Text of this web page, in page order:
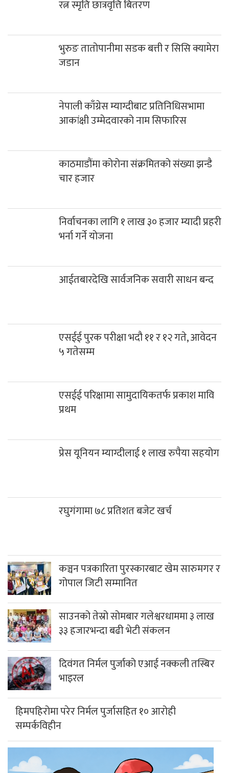
रत्न स्मृति छात्रवृत्ति बितरण
भुरुङ तातोपानीमा सडक बत्ती र सिसि क्यामेरा
जडान
नेपाली काँग्रेस म्याग्दीबाट प्रतिनिधिसभामा
आकांक्षी उम्मेदवारको नाम सिफारिस
काठमाडौंमा कोरोना संक्रमितको संख्या झन्डै
चार हजार
निर्वाचनका लागि १ लाख ३० हजार म्यादी प्रहरी
भर्ना गर्ने योजना
आईतबारदेखि सार्वजनिक सवारी साधन बन्द
एसईई पुरक परीक्षा भदौ ११ र १२ गते, आवेदन
५ गतेसम्म
एसईई परिक्षामा सामुदायिकतर्फ प्रकाश मावि
प्रथम
प्रेस यूनियन म्याग्दीलाई १ लाख रुपैया सहयोग
रघुगंगामा ७८ प्रतिशत बजेट खर्च
कञ्चन पत्रकारिता पुरस्कारबाट खेम सारुमगर र
गोपाल जिटी सम्मानित
साउनको तेस्रो सोमबार गलेश्वरधाममा ३ लाख
३३ हजारभन्दा बढी भेटी संकलन
दिवंगत निर्मल पुर्जाको एआई नक्कली तस्बिर
भाइरल
हिमपहिरोमा परेर निर्मल पुर्जासहित १० आरोही
सम्पर्कविहीन